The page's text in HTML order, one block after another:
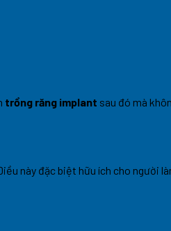
trồng răng implant sau đó mà
này đặc biệt hữu ích cho người